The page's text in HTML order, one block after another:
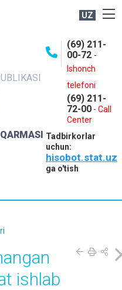
UZ
(69) 211-
00-72 -
Ishonch
telefoni
(69) 211-
72-00 - Call
Center
Tadbirkorlar
uchun:
hisobot.stat.uz
ga o'tish
ishlab